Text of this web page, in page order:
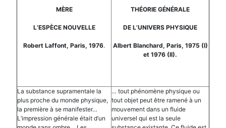
MÈRE
L’ESPÈCE NOUVELLE
Robert Laffont, Paris, 1976.
THÉORIE GÉNÉRALE
DE L’UNIVERS PHYSIQUE
Albert Blanchard, Paris, 1975 (I)
et 1976 (II).
La substance supramentale la
plus proche du monde physique,
la première à se manifester…
L’impression générale était d’un
… tout phénomène physique ou
tout objet peut être ramené à un
mouvement dans un fluide
universel qui est la seule